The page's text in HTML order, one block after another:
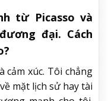
từ Picasso và
đại. Cách
cảm xúc. Tôi chẳng
mặt lịch sử hay tài